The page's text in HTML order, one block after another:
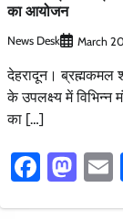
का आयोजन
News Desk March
देहरादून। ब्रह्मकमल
के उपलक्ष्य में विभिन्न
का […]